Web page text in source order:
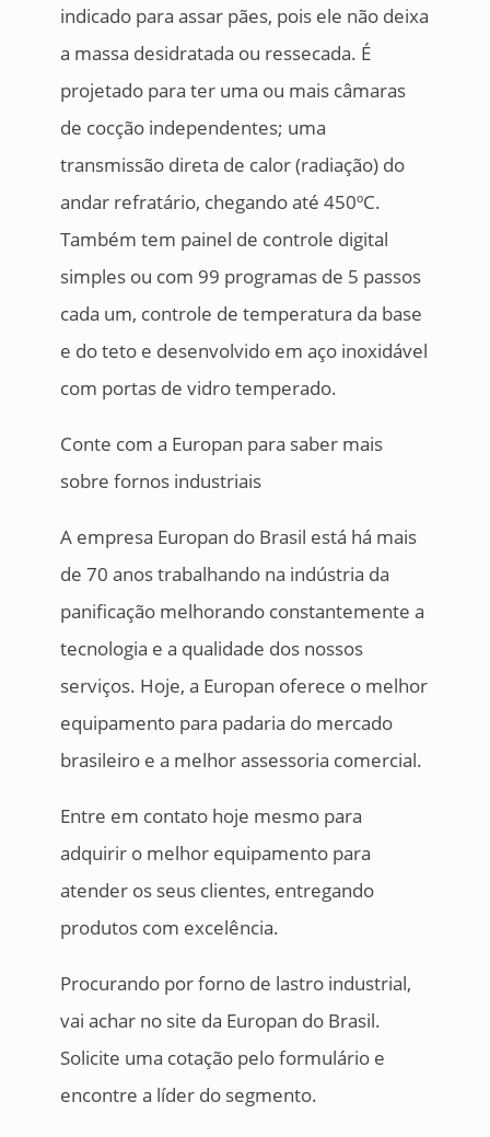
indicado para assar pães, pois ele não deixa
a massa desidratada ou ressecada. É
projetado para ter uma ou mais câmaras
de cocção independentes; uma
transmissão direta de calor (radiação) do
andar refratário, chegando até 450ºC.
Também tem painel de controle digital
simples ou com 99 programas de 5 passos
cada um, controle de temperatura da base
e do teto e desenvolvido em aço inoxidável
com portas de vidro temperado.
Conte com a Europan para saber mais
sobre fornos industriais
A empresa Europan do Brasil está há mais
de 70 anos trabalhando na indústria da
panificação melhorando constantemente a
tecnologia e a qualidade dos nossos
serviços. Hoje, a Europan oferece o melhor
equipamento para padaria do mercado
brasileiro e a melhor assessoria comercial.
Entre em contato hoje mesmo para
adquirir o melhor equipamento para
atender os seus clientes, entregando
produtos com excelência.
Procurando por forno de lastro industrial,
vai achar no site da Europan do Brasil.
Solicite uma cotação pelo formulário e
encontre a líder do segmento.